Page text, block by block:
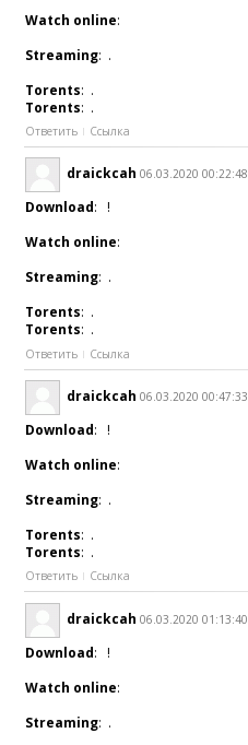
Watch online:
Streaming: .
Torents: .
Torents: .
Ответить Ссылка
draickcah 06.03.2020 00:22:48
Download: !
Watch online:
Streaming: .
Torents: .
Torents: .
Ответить Ссылка
draickcah 06.03.2020 00:47:33
Download: !
Watch online:
Streaming: .
Torents: .
Torents: .
Ответить Ссылка
draickcah 06.03.2020 01:13:40
Download: !
Watch online:
Streaming: .